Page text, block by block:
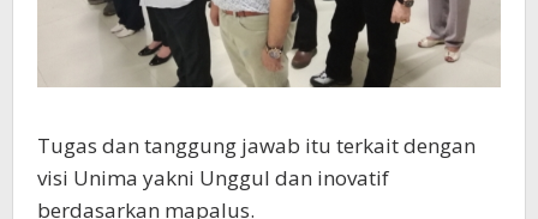
Tugas dan tanggung jawab itu terkait dengan
visi Unima yakni Unggul dan inovatif
berdasarkan mapalus.